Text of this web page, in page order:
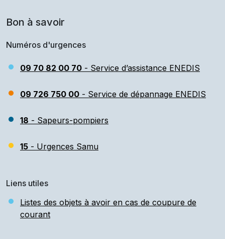
Bon à savoir
Numéros d'urgences
09 70 82 00 70 - Service d’assistance ENEDIS
09 726 750 00 - Service de dépannage ENEDIS
18 - Sapeurs-pompiers
15 - Urgences Samu
Liens utiles
Listes des objets à avoir en cas de coupure de
courant